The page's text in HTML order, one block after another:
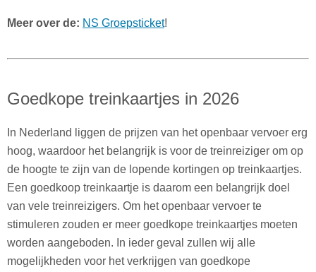
Meer over de: NS Groepsticket!
Goedkope treinkaartjes in 2026
In Nederland liggen de prijzen van het openbaar vervoer erg
hoog, waardoor het belangrijk is voor de treinreiziger om op
de hoogte te zijn van de lopende kortingen op treinkaartjes.
Een goedkoop treinkaartje is daarom een belangrijk doel
van vele treinreizigers. Om het openbaar vervoer te
stimuleren zouden er meer goedkope treinkaartjes moeten
worden aangeboden. In ieder geval zullen wij alle
mogelijkheden voor het verkrijgen van goedkope